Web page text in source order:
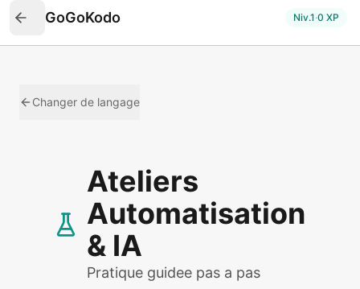
GoGoKodo Niv.1·0 XP
Changer de langage
Ateliers
Automatisation
& IA
Pratique guidee pas a pas